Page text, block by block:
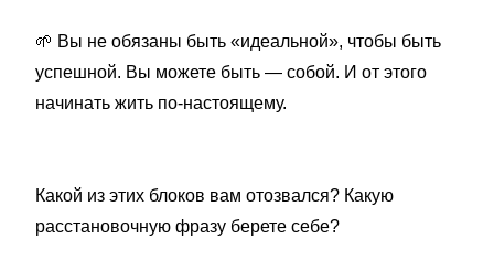
🌱 Вы не обязаны быть «идеальной», чтобы быть
успешной. Вы можете быть — собой. И от этого
начинать жить по-настоящему.
Какой из этих блоков вам отозвался? Какую
расстановочную фразу берете себе?